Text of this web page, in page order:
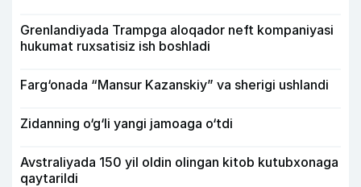
Grenlandiyada Trampga aloqador neft kompaniyasi
hukumat ruxsatisiz ish boshladi
Farg‘onada “Mansur Kazanskiy” va sherigi ushlandi
Zidanning o‘g‘li yangi jamoaga o‘tdi
Avstraliyada 150 yil oldin olingan kitob kutubxonaga
qaytarildi